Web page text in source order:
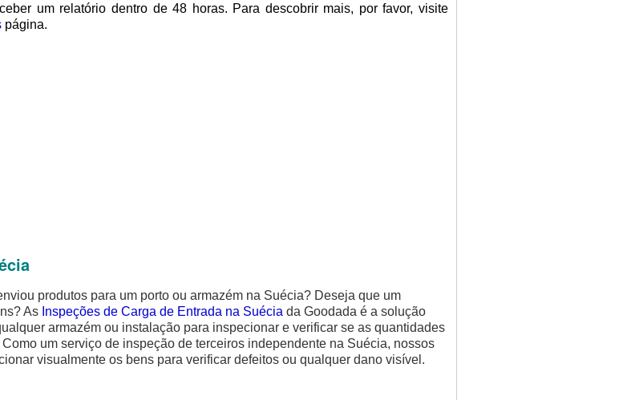
um relatório dentro de 48 horas. Para descobrir mais, por favor, visite
página.
produtos para um porto ou armazém na Suécia? Deseja que um
As Inspeções de Carga de Entrada na Suécia da Goodada é a solução
armazém ou instalação para inspecionar e verificar se as quantidades
um serviço de inspeção de terceiros independente na Suécia, nossos
visualmente os bens para verificar defeitos ou qualquer dano visível.